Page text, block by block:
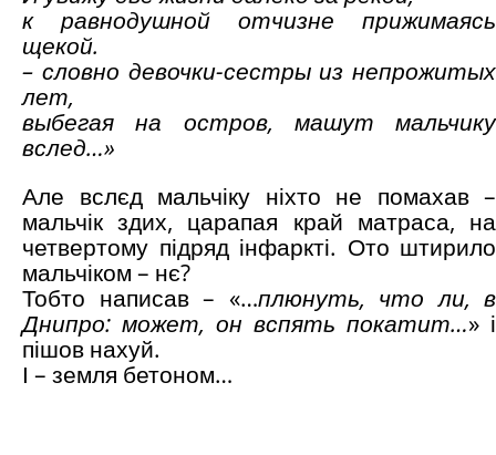
к равнодушной отчизне прижимаясь
щекой.
– словно девочки-сестры из непрожитых
лет,
выбегая на остров, машут мальчику
вслед…»
Але вслєд мальчіку ніхто не помахав –
мальчік здих, царапая край матраса, на
четвертому підряд інфаркті. Ото штирило
мальчіком – нє?
Тобто написав – «…плюнуть, что ли, в
Днипро: может, он вспять покатит…» і
пішов нахуй.
І – земля бетоном…